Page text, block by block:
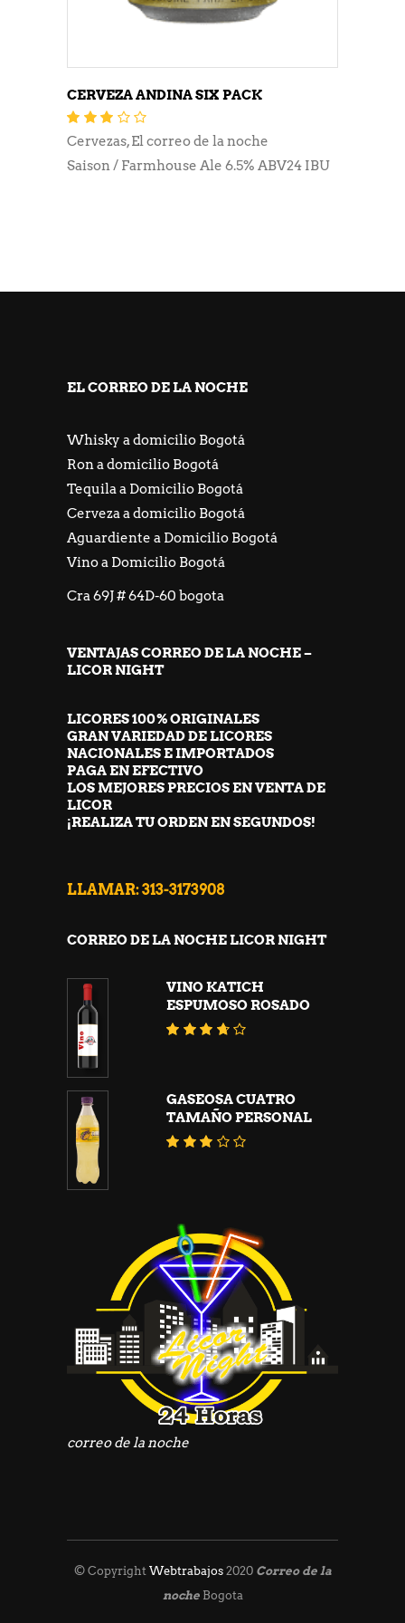
CERVEZA ANDINA SIX PACK
3.03de
5
Cervezas,El correo de la noche
Saison / Farmhouse Ale 6.5% ABV24 IBU
EL CORREO DE LA NOCHE
Whisky a domicilio Bogotá
Ron a domicilio Bogotá
Tequila a Domicilio Bogotá
Cerveza a domicilio Bogotá
Aguardiente a Domicilio Bogotá
Vino a Domicilio Bogotá
Cra 69J # 64D-60 bogota
VENTAJAS CORREO DE LA NOCHE –
LICOR NIGHT
LICORES 100% ORIGINALES
GRAN VARIEDAD DE LICORES
NACIONALES E IMPORTADOS
PAGA EN EFECTIVO
LOS MEJORES PRECIOS EN VENTA DE
LICOR
¡REALIZA TU ORDEN EN SEGUNDOS!
LLAMAR: 313-3173908
CORREO DE LA NOCHE LICOR NIGHT
VINO KATICH
ESPUMOSO ROSADO
GASEOSA CUATRO
TAMAÑO PERSONAL
correo de la noche
© Copyright Webtrabajos2020 Correo de la
nocheBogota